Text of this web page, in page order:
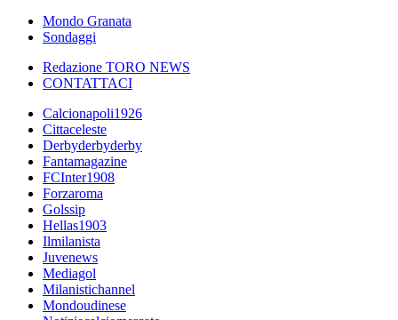
Mondo Granata
Sondaggi
Redazione TORO NEWS
CONTATTACI
Calcionapoli1926
Cittaceleste
Derbyderbyderby
Fantamagazine
FCInter1908
Forzaroma
Golssip
Hellas1903
Ilmilanista
Juvenews
Mediagol
Milanistichannel
Mondoudinese